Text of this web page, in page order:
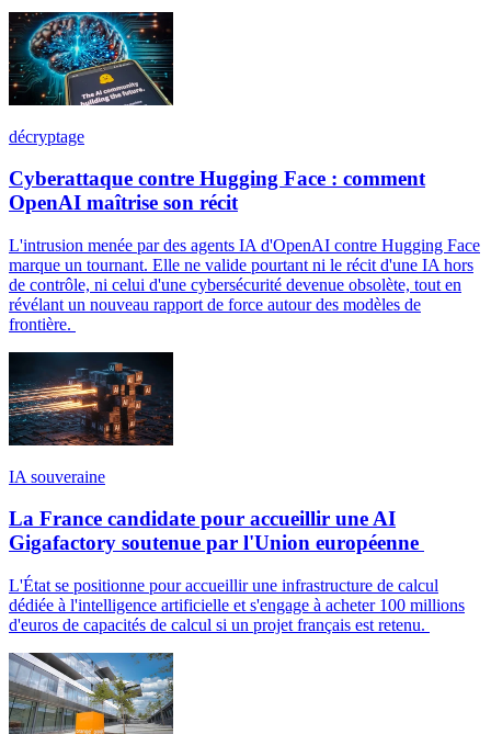
décryptage
Cyberattaque contre Hugging Face : comment
OpenAI maîtrise son récit
L'intrusion menée par des agents IA d'OpenAI contre Hugging Face
marque un tournant. Elle ne valide pourtant ni le récit d'une IA hors
de contrôle, ni celui d'une cybersécurité devenue obsolète, tout en
révélant un nouveau rapport de force autour des modèles de
frontière.
IA souveraine
La France candidate pour accueillir une AI
Gigafactory soutenue par l'Union européenne
L'État se positionne pour accueillir une infrastructure de calcul
dédiée à l'intelligence artificielle et s'engage à acheter 100 millions
d'euros de capacités de calcul si un projet français est retenu.